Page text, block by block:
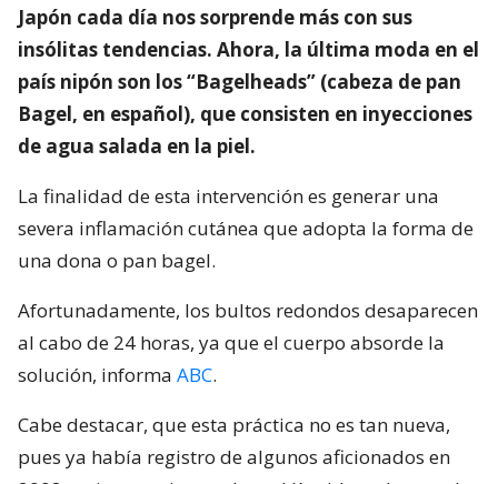
Japón cada día nos sorprende más con sus
insólitas tendencias. Ahora, la última moda en el
país nipón son los “Bagelheads” (cabeza de pan
Bagel, en español), que consisten en inyecciones
de agua salada en la piel.
La finalidad de esta intervención es generar una
severa inflamación cutánea que adopta la forma de
una dona o pan bagel.
Afortunadamente, los bultos redondos desaparecen
al cabo de 24 horas, ya que el cuerpo absorde la
solución, informa ABC.
Cabe destacar, que esta práctica no es tan nueva,
pues ya había registro de algunos aficionados en